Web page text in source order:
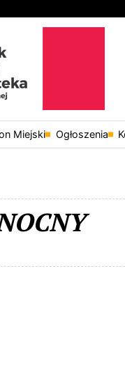
Miejski Ogłoszenia